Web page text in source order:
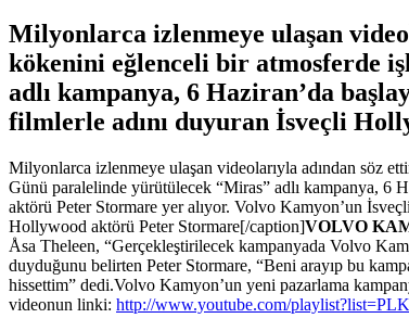
Milyonlarca izlenmeye ulaşan
kökenini eğlenceli bir atmosferde
adlı kampanya, 6 Haziran’da
filmlerle adını duyuran İsveçli
Milyonlarca izlenmeye ulaşan videolarıyla adından söz
Günü paralelinde yürütülecek “Miras” adlı kampanya, 6
aktörü Peter Stormare yer alıyor. Volvo Kamyon’un
Hollywood aktörü Peter Stormare[/caption]VOLVO
Åsa Theleen, “Gerçekleştirilecek kampanyada Volvo
duyduğunu belirten Peter Stormare, “Beni arayıp bu
hissettim” dedi.Volvo Kamyon’un yeni pazarlama
videonun linki: http://www.youtube.com/